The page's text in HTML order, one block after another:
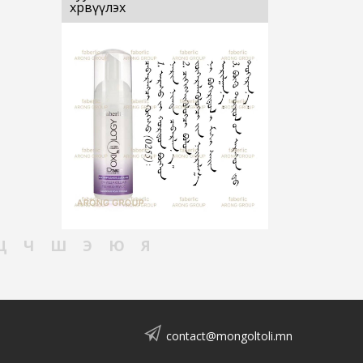
хөрвүүлэх
Ч Ш Э Ю Я
contact@mongoltoli.mn